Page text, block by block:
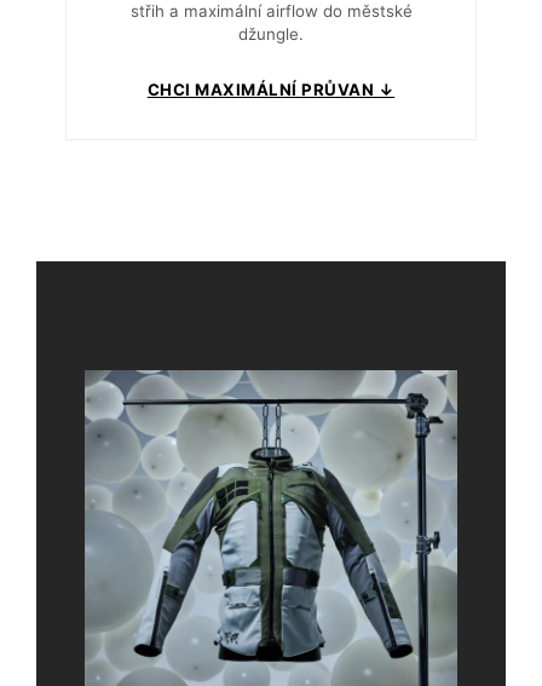
střih a maximální airflow do městské
džungle.
CHCI MAXIMÁLNÍ PRŮVAN ↓